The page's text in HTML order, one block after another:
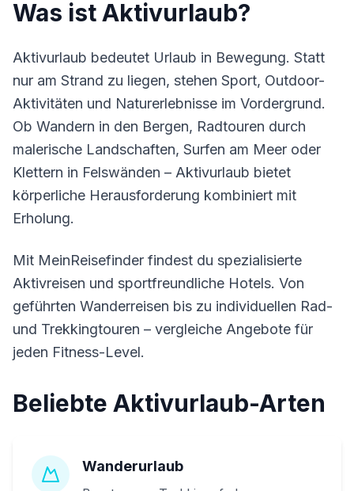
Was ist Aktivurlaub?
Aktivurlaub bedeutet Urlaub in Bewegung. Statt
nur am Strand zu liegen, stehen Sport, Outdoor-
Aktivitäten und Naturerlebnisse im Vordergrund.
Ob Wandern in den Bergen, Radtouren durch
malerische Landschaften, Surfen am Meer oder
Klettern in Felswänden – Aktivurlaub bietet
körperliche Herausforderung kombiniert mit
Erholung.
Mit MeinReisefinder findest du spezialisierte
Aktivreisen und sportfreundliche Hotels. Von
geführten Wanderreisen bis zu individuellen Rad-
und Trekkingtouren – vergleiche Angebote für
jeden Fitness-Level.
Beliebte Aktivurlaub-Arten
Wanderurlaub